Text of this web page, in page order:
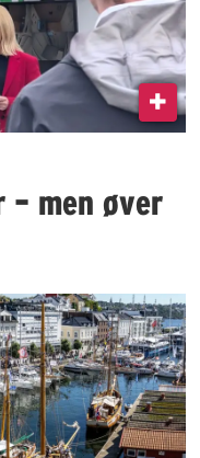
– men øver